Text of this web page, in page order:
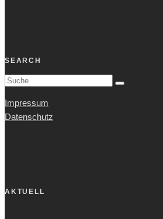
SEARCH
Impressum
Datenschutz
AKTUELL